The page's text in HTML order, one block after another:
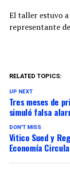
El taller estuvo
representante
RELATED TOPICS:
UP NEXT
Tres meses de
simuló falsa
DON'T MISS
Vitico Sued y
Economía